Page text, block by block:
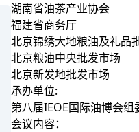
湖南省油茶产业协会
福建省商务厅
北京锦绣大地粮油及礼品
北京粮油中央批发市场
北京新发地批发市场
承办单位:
第八届IEOE国际油博会组
会议内容：